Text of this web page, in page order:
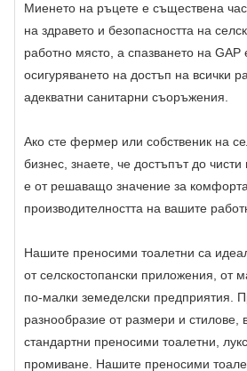
Миенето на ръцете е съществена
на здравето и безопасността на
работно място, а спазването на GAP
осигуряването на достъп на всички
адекватни санитарни съоръжения.
Ако сте фермер или собственик на
бизнес, знаете, че достъпът до
е от решаващо значение за
производителността на вашите
Нашите преносими тоалетни са
от селскостопански приложения, от
по-малки земеделски предприятия.
разнообразие от размери и стилове,
стандартни преносими тоалетни,
промиване. Нашите преносими